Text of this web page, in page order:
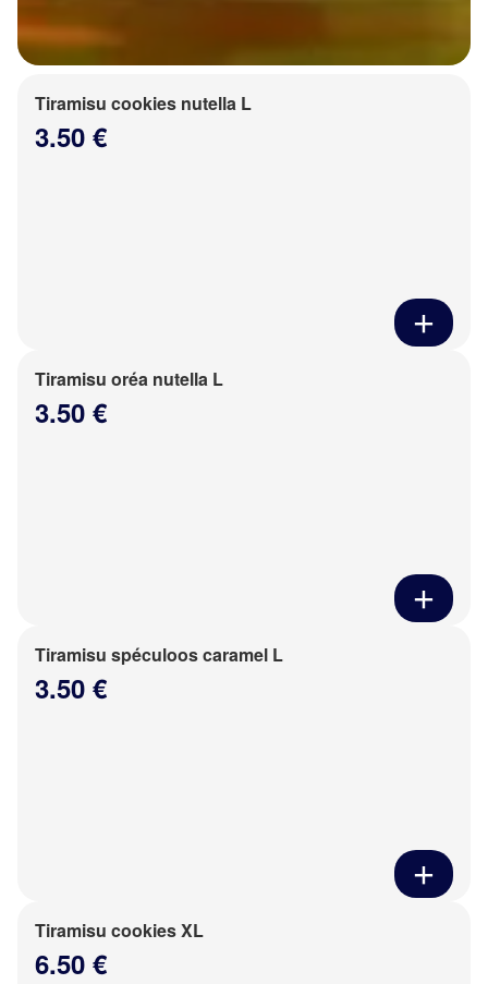
Tiramisu cookies nutella L
3.50 €
Tiramisu oréa nutella L
3.50 €
Tiramisu spéculoos caramel L
3.50 €
Tiramisu cookies XL
6.50 €